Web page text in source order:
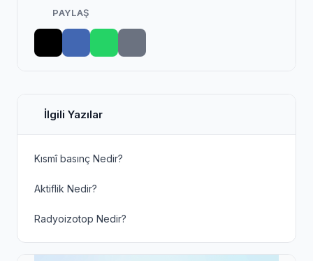
PAYLAŞ
İlgili Yazılar
Kısmî basınç Nedir?
Aktiflik Nedir?
Radyoizotop Nedir?